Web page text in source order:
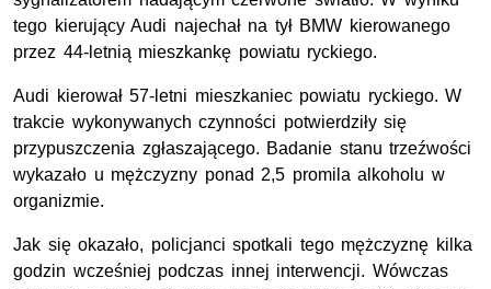
tego kierujący Audi najechał na tył BMW kierowanego
przez 44-letnią mieszkankę powiatu ryckiego.
Audi kierował 57-letni mieszkaniec powiatu ryckiego. W
trakcie wykonywanych czynności potwierdziły się
przypuszczenia zgłaszającego. Badanie stanu trzeźwości
wykazało u mężczyzny ponad 2,5 promila alkoholu w
organizmie.
Jak się okazało, policjanci spotkali tego mężczyznę kilka
godzin wcześniej podczas innej interwencji. Wówczas